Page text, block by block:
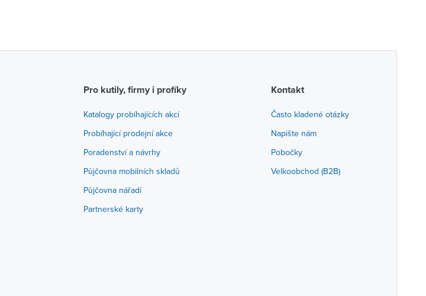
Pro kutily, firmy i profíky
Katalogy probíhajících akcí
Probíhající prodejní akce
Poradenství a návrhy
Půjčovna mobilních skladů
Půjčovna nářadí
Partnerské karty
Kontakt
Často kladené otázky
Napište nám
Pobočky
Velkoobchod (B2B)